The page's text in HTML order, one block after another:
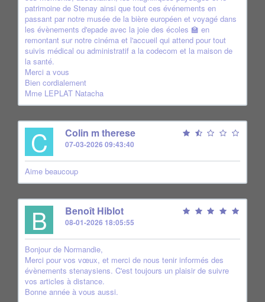
patrimoine de Stenay ainsi que tout ces événements en
passant par notre musée de la bière européen et voyagé dans
les évènements d'epade avec la joie des écoles 🏫 en
remontant sur notre cinéma et l'accueil qui attend pour tout
suivis médical ou administratif a la codecom et la maison de
la santé.
Merci a vous
Bien cordialement
Mme LEPLAT Natacha
C Colin m therese
07-03-2026 09:43:40
Aime beaucoup
B Benoît Hiblot
08-01-2026 18:05:55
Bonjour de Normandie,
Merci pour vos vœux, et merci de nous tenir informés des
évènements stenaysiens. C'est toujours un plaisir de suivre
vos articles à distance.
Bonne année à vous aussi.